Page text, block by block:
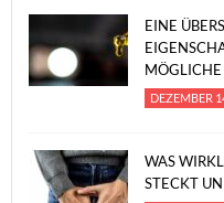
EINE
DEZEMBER
WAS
STECKT